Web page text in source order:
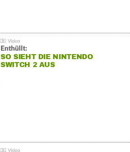
Enthüllt:
SO SIEHT DIE NINTENDO
SWITCH 2 AUS